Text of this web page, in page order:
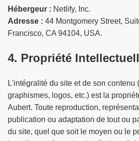
Hébergeur : Netlify, Inc.
Adresse : 44 Montgomery Street,
Francisco, CA 94104, USA.
4. Propriété
L'intégralité du site et de son contenu
graphismes, logos, etc.) est la
Aubert. Toute reproduction,
publication ou adaptation de tout ou
du site, quel que soit le moyen ou le